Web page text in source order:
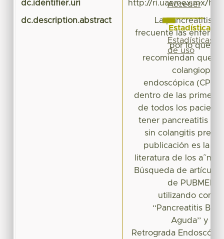
dc.identifier.uri http://ri.uaemex.mx/
dc.description.abstract
La pancreatitis
frecuente las
por lo que
recomiendan que
endoscópica
dentro de las
de todos los
tener pancreatitis
sin colangitis
publicación es la
literatura de los
Búsqueda de
de PUBMED
utilizando como
‘‘Pancreatitis
Aguda’’ y
Retrograda
Acceder
Estadísticas
Estadísticas
de uso